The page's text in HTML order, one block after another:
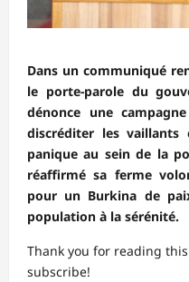
Dans un communiqué
le porte-parole du
dénonce une
discréditer les
panique au sein de la
réaffirmé sa ferme
pour un Burkina de
population à la sérénité.
Thank you for reading
subscribe!